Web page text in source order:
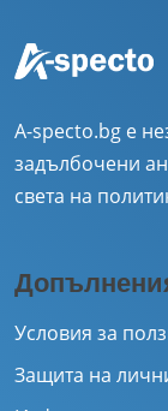
A-specto.bg е
задълбочени
света на
Условия за
Защита на